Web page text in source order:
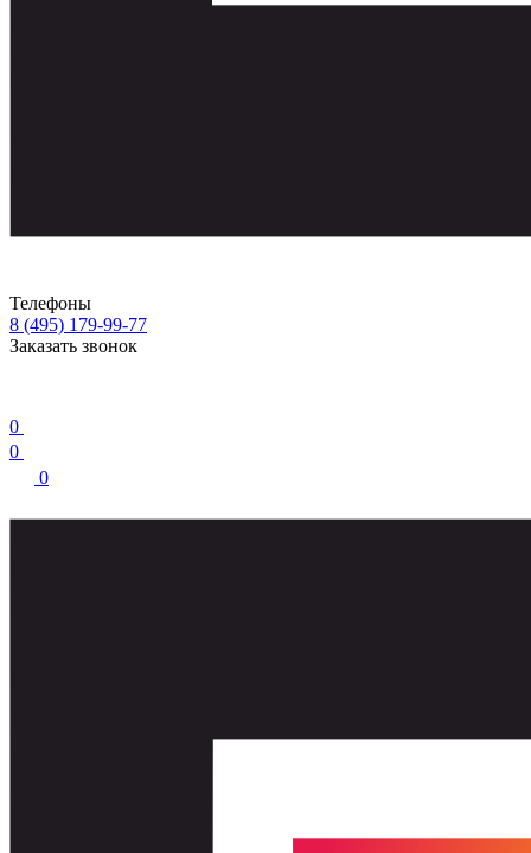
Телефоны
8 (495) 179-99-77
Заказать звонок
0
0
0